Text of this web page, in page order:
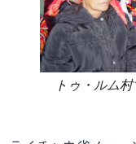
トゥ・ルム